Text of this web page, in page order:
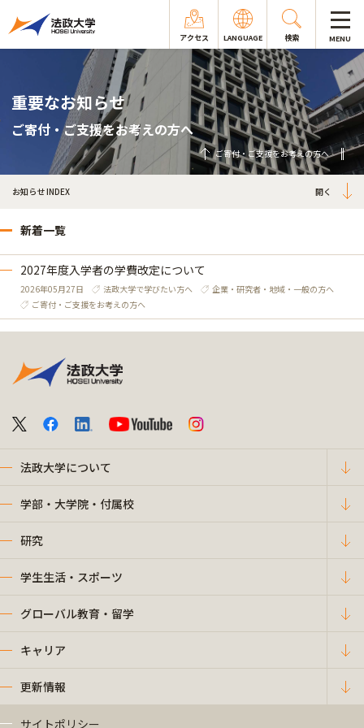
アクセス LANGUAGE 検索 MENU
重要なお知らせ
ご寄付・ご支援をお考えの方へ
ご寄付・ご支援をお考えの方へ
お知らせ INDEX
新着一覧
2027年度入学者の学費改定について
2026年05月27日 法政大学で学びたい方へ
企業・研究者・地域・一般の方へ
ご寄付・ご支援をお考えの方へ
法政大学について
学部・大学院・付属校
研究
学生生活・スポーツ
グローバル教育・留学
キャリア
更新情報
サイトポリシー